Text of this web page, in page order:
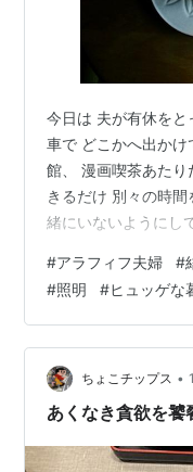
今日は 夫が有休を
車で どこかへ出か
館、 漫画喫茶あた
きるだけ 別々の時
緒にいないようにし
ら、 １７年目に入る
て、 一生にしたら
になるんだろうなぁ
めには・・ お互い
し合ったり、一緒に
#アラフィフ夫婦 #
#照明 #ヒュッゲな
ちょこチップス •
あくなき貪欲を饕